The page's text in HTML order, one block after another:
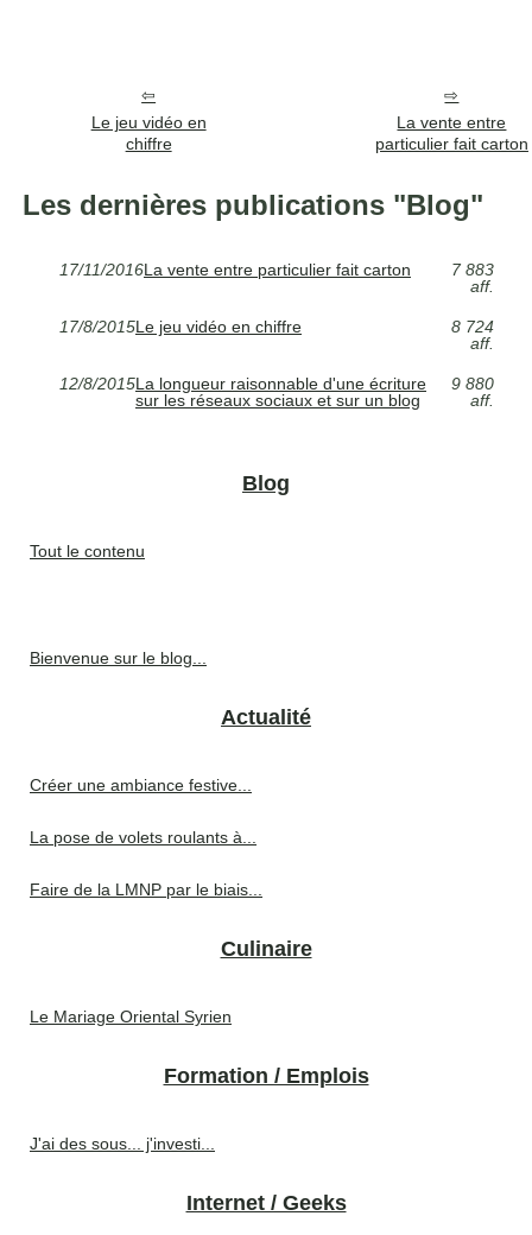
Le jeu vidéo en
chiffre
La vente entre
particulier fait carton
Les dernières publications "Blog"
17/11/2016La vente entre particulier fait carton
7 883
aff.
17/8/2015Le jeu vidéo en chiffre
8 724
aff.
12/8/2015La longueur raisonnable d'une écriture
sur les réseaux sociaux et sur un blog
9 880
aff.
Blog
Tout le contenu
Bienvenue sur le blog...
Actualité
Créer une ambiance festive...
La pose de volets roulants à...
Faire de la LMNP par le biais...
Culinaire
Le Mariage Oriental Syrien
Formation / Emplois
J'ai des sous... j'investi...
Internet / Geeks